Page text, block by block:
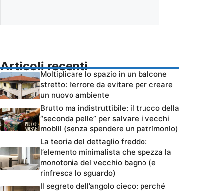
Articoli recenti
Moltiplicare lo spazio in un balcone
stretto: l’errore da evitare per creare
un nuovo ambiente
Brutto ma indistruttibile: il trucco della
“seconda pelle” per salvare i vecchi
mobili (senza spendere un patrimonio)
La teoria del dettaglio freddo:
l’elemento minimalista che spezza la
monotonia del vecchio bagno (e
rinfresca lo sguardo)
Il segreto dell’angolo cieco: perché